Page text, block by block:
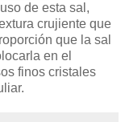
de esta sal,
crujiente que
que la sal
en el
finos cristales